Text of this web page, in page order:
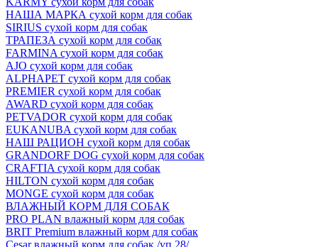
НАША МАРКА сухой корм для собак
SIRIUS сухой корм для собак
ТРАПЕЗА сухой корм для собак
FARMINA сухой корм для собак
AJO сухой корм для собак
ALPHAPET сухой корм для собак
PREMIER сухой корм для собак
AWARD сухой корм для собак
PETVADOR сухой корм для собак
EUKANUBA сухой корм для собак
НАШ РАЦИОН сухой корм для собак
GRANDORF DOG сухой корм для собак
CRAFTIA сухой корм для собак
HILTON сухой корм для собак
MONGE сухой корм для собак
ВЛАЖНЫЙ КОРМ ДЛЯ СОБАК
PRO PLAN влажный корм для собак
BRIT Premium влажный корм для собак
Cesar влажный корм для собак /уп.28/